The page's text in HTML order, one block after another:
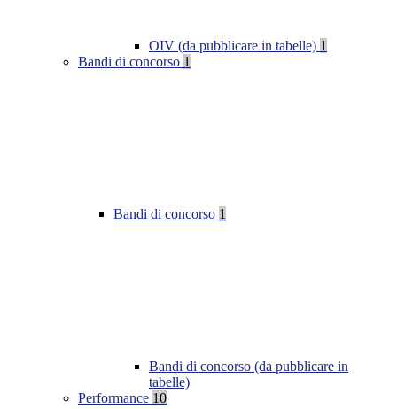
OIV (da pubblicare in tabelle) 1
Bandi di concorso 1
Bandi di concorso 1
Bandi di concorso (da pubblicare in
tabelle)
Performance 10